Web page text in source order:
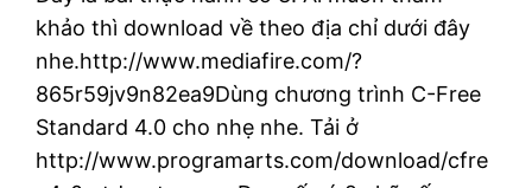
khảo thì download về theo địa chỉ dưới đây
nhe.http://www.mediafire.com/?
865r59jv9n82ea9Dùng chương trình C-Free
Standard 4.0 cho nhẹ nhe. Tải ở
http://www.programarts.com/download/cfre